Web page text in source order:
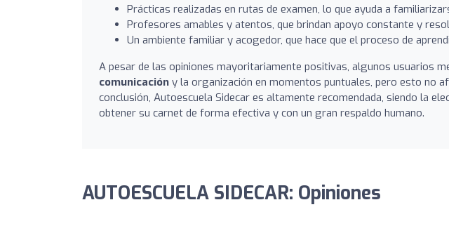
Prácticas realizadas en rutas de examen, lo que ayuda a
Profesores amables y atentos, que brindan apoyo constante y
Un ambiente familiar y acogedor, que hace que el proceso de
A pesar de las opiniones mayoritariamente positivas, algunos usuarios
comunicación y la organización en momentos puntuales, pero esto no
conclusión, Autoescuela Sidecar es altamente recomendada, siendo la
obtener su carnet de forma efectiva y con un gran respaldo humano.
AUTOESCUELA SIDECAR: Opiniones